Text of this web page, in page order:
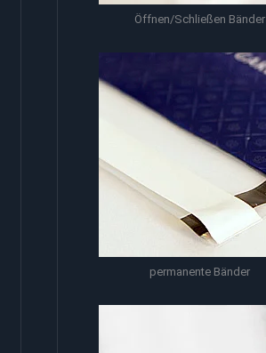
Öffnen/Schließen Bänder
permanente Bänder